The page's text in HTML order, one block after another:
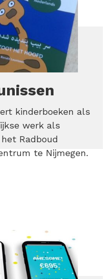
kinderboeken als
werk als
Radboud
te Nijmegen.